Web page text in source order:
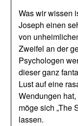
Was wir wissen
Joseph einen
von
Zweifel an der
Psychologen
dieser ganz
Lust auf eine
Wendungen
möge sich „The
lassen.